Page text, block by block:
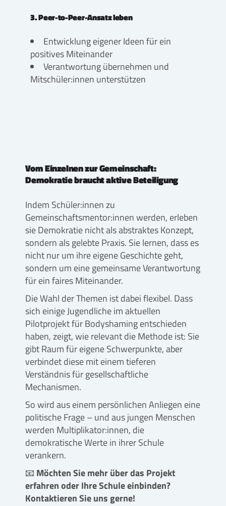
3. Peer-to-Peer-Ansatz leben
Entwicklung eigener Ideen für ein
positives Miteinander
Verantwortung übernehmen und
Mitschüler:innen unterstützen
Vom Einzelnen zur Gemeinschaft:
Demokratie braucht aktive Beteiligung
Indem Schüler:innen zu
Gemeinschaftsmentor:innen werden, erleben
sie Demokratie nicht als abstraktes Konzept,
sondern als gelebte Praxis. Sie lernen, dass es
nicht nur um ihre eigene Geschichte geht,
sondern um eine gemeinsame Verantwortung
für ein faires Miteinander.
Die Wahl der Themen ist dabei flexibel. Dass
sich einige Jugendliche im aktuellen
Pilotprojekt für Bodyshaming entschieden
haben, zeigt, wie relevant die Methode ist: Sie
gibt Raum für eigene Schwerpunkte, aber
verbindet diese mit einem tieferen
Verständnis für gesellschaftliche
Mechanismen.
So wird aus einem persönlichen Anliegen eine
politische Frage – und aus jungen Menschen
werden Multiplikator:innen, die
demokratische Werte in ihrer Schule
verankern.
📧 Möchten Sie mehr über das Projekt
erfahren oder Ihre Schule einbinden?
Kontaktieren Sie uns gerne!